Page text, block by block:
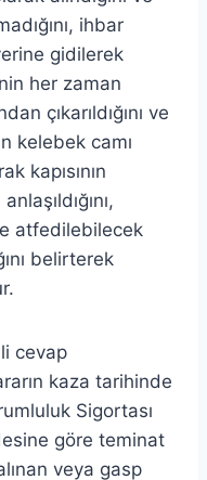
ihbar
gidilerek
her zaman
çıkarıldığını ve
kelebek camı
kapısının
atfedilebilecek
belirterek
cevap
kaza tarihinde
Sigortası
göre teminat
veya gasp